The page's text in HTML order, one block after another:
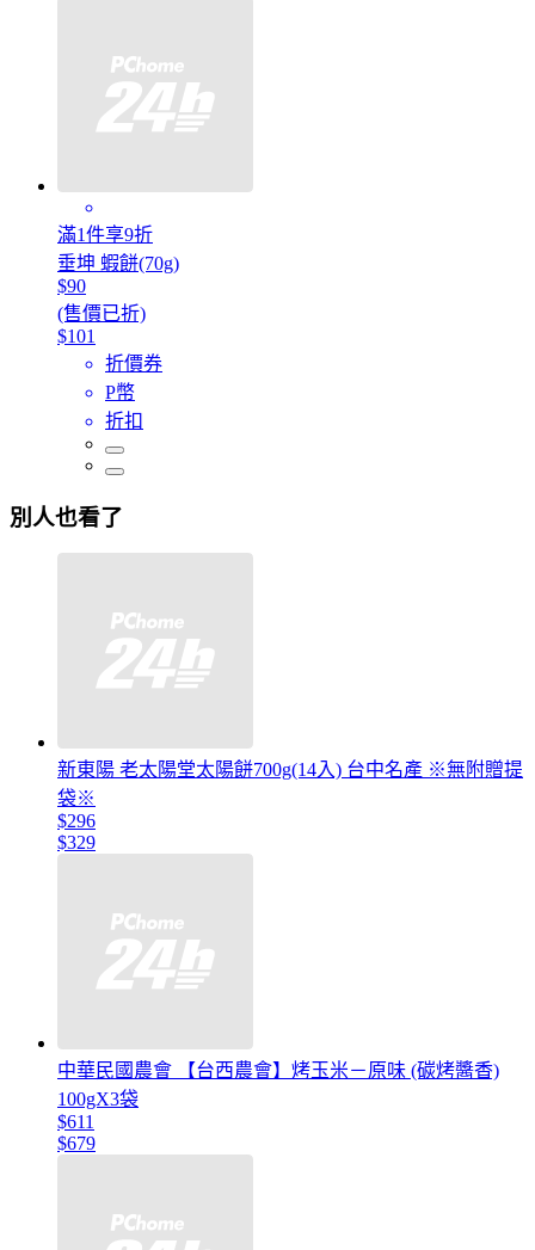
滿1件享9折
垂坤 蝦餅(70g)
$90
(售價已折)
$101
折價券
P幣
折扣
別人也看了
新東陽 老太陽堂太陽餅700g(14入) 台中名產 ※無附贈提
袋※
$296
$329
中華民國農會 【台西農會】烤玉米－原味 (碳烤醬香)
100gX3袋
$611
$679